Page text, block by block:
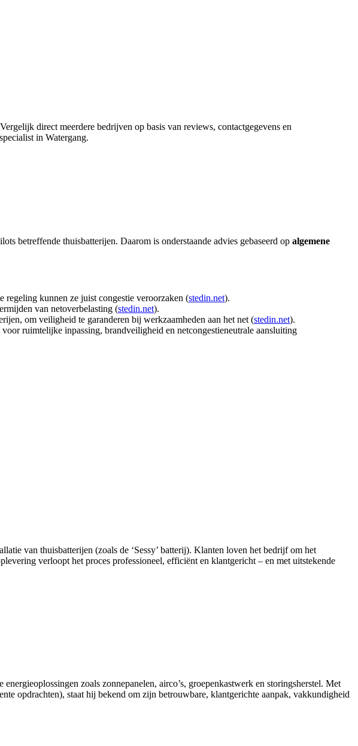
direct meerdere bedrijven op basis van reviews, contactgegevens en
in Watergang.
betreffende thuisbatterijen. Daarom is onderstaande advies gebaseerd op algemene
regeling kunnen ze juist congestie veroorzaken (stedin.net).
van netoverbelasting (stedin.net).
om veiligheid te garanderen bij werkzaamheden aan het net (stedin.net).
voor ruimtelijke inpassing, brandveiligheid en netcongestieneutrale aansluiting
van thuisbatterijen (zoals de ‘Sessy’ batterij). Klanten loven het bedrijf om het
verloopt het proces professioneel, efficiënt en klantgericht – en met uitstekende
zoals zonnepanelen, airco’s, groepenkastwerk en storingsherstel. Met
opdrachten), staat hij bekend om zijn betrouwbare, klantgerichte aanpak, vakkundigheid